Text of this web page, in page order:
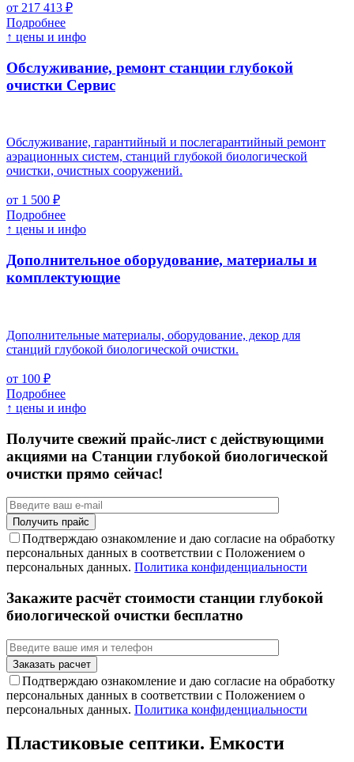
от 217 413 ₽
Подробнее
↑ цены и инфо
Обслуживание, ремонт станции глубокой
очистки Cервис
Обслуживание, гарантийный и послегарантийный ремонт
аэрационных систем, станций глубокой биологической
очистки, очистных сооружений.
от 1 500 ₽
Подробнее
↑ цены и инфо
Дополнительное оборудование, материалы и
комплектующие
Дополнительные материалы, оборудование, декор для
станций глубокой биологической очистки.
от 100 ₽
Подробнее
↑ цены и инфо
Получите свежий прайс-лист с действующими
акциями на Станции глубокой биологической
очистки прямо сейчас!
Подтверждаю ознакомление и даю согласие на обработку
персональных данных в соответствии с Положением о
персональных данных. Политика конфиденциальности
Закажите расчёт стоимости станции глубокой
биологической очистки бесплатно
Подтверждаю ознакомление и даю согласие на обработку
персональных данных в соответствии с Положением о
персональных данных. Политика конфиденциальности
Пластиковые септики. Емкости